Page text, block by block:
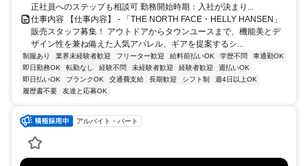
正社員へのステップも相談可 勤務開始時期：入社が決まり...
仕事内容 【仕事内容】 - 「THE NORTH FACE・HELLY HANSEN」
販売スタッフ募集！ アウトドアからタウンユースまで、機能美とデ
ザイン性を兼ね備えた人気アパレル、ギアを提案するシ...
制服あり 業界未経験者歓迎 フリーター歓迎 給料前払いOK 学歴不問
車通勤OK
即日勤務OK
転勤なし 経験不問 未経験者歓迎 経験者歓迎
週払いOK
即日払いOK
ブランクOK 交通費支給 長期歓迎 シフト制
週4日以上OK
履歴書不要
友達と応募OK
アルバイト・パート